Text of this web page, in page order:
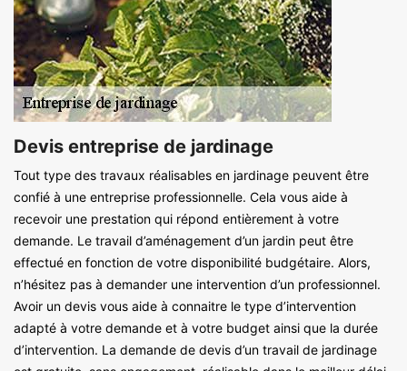
Devis entreprise de jardinage
Tout type des travaux réalisables en jardinage peuvent être
confié à une entreprise professionnelle. Cela vous aide à
recevoir une prestation qui répond entièrement à votre
demande. Le travail d’aménagement d’un jardin peut être
effectué en fonction de votre disponibilité budgétaire. Alors,
n’hésitez pas à demander une intervention d’un professionnel.
Avoir un devis vous aide à connaitre le type d’intervention
adapté à votre demande et à votre budget ainsi que la durée
d’intervention. La demande de devis d’un travail de jardinage